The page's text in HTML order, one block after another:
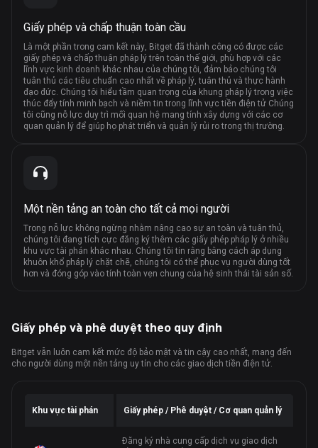
Giấy phép và chấp thuận toàn cầu
Là một phần trong cam kết này, Bitget đã thành công có được các
giấy phép và chấp thuận pháp lý trên toàn thế giới, phù hợp với các
lĩnh vực kinh doanh khác nhau của chúng tôi, đảm bảo chúng tôi
tuân thủ các tiêu chuẩn cao nhất về pháp lý, tuân thủ và thực hành
đạo đức. Chúng tôi hiểu tầm quan trọng của khung pháp lý trong việc
thúc đẩy tính minh bạch và niềm tin trong lĩnh vực tiền điện tử Chúng
tôi cũng nỗ lực duy trì mối quan hệ mang tính xây dựng với các cơ
quan quản lý để giúp họ phát triển và quản lý rủi ro trong thị trường.
Một nền tảng an toàn cho tất cả mọi người
Trong nỗ lực không ngừng nhằm nâng cao sự an toàn và tuân thủ,
chúng tôi đang tích cực đăng ký thêm các giấy phép pháp lý ở nhiều
khu vực tài phán khác nhau. Chúng tôi tin rằng bằng cách áp dụng
khuôn khổ pháp lý chặt chẽ, chúng tôi có thể phục vụ người dùng tốt
hơn và đóng góp vào tính toàn vẹn chung của hệ sinh thái tài sản số.
Giấy phép và phê duyệt theo quy định
Bitget vẫn luôn cam kết mức độ bảo mật và tin cậy cao nhất, mang đến
cho người dùng một nền tảng uy tín cho các giao dịch tiền điện tử.
Khu vực tài phán Giấy phép / Phê duyệt / Cơ quan quản lý
Đăng ký nhà cung cấp dịch vụ giao dịch